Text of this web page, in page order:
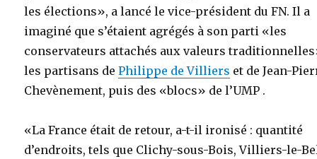
les élections», a lancé le vice-président du FN. Il a
imaginé que s’étaient agrégés à son parti «les
conservateurs attachés aux valeurs
les partisans dePhilippe de Villiers et de Jean-
Chevènement, puis des «blocs» de l’UMP .
«La France était de retour, a-t-il ironisé : quantité
d’endroits, tels que Clichy-sous-Bois, Villiers-le-